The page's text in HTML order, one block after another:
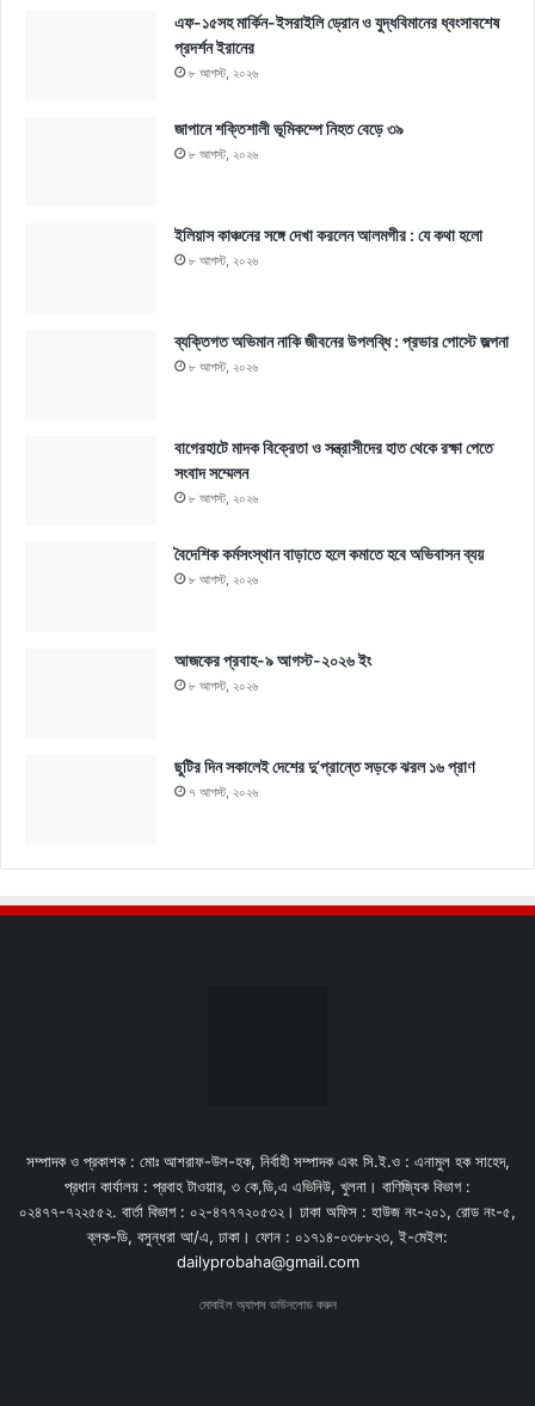
এফ-১৫সহ মার্কিন-ইসরাইলি ড্রোন ও যুদ্ধবিমানের ধ্বংসাবশেষ
প্রদর্শন ইরানের
৮ আগস্ট, ২০২৬
জাপানে শক্তিশালী ভূমিকম্পে নিহত বেড়ে ৩৯
৮ আগস্ট, ২০২৬
ইলিয়াস কাঞ্চনের সঙ্গে দেখা করলেন আলমগীর : যে কথা হলো
৮ আগস্ট, ২০২৬
ব্যক্তিগত অভিমান নাকি জীবনের উপলব্ধি : প্রভার পোস্টে জল্পনা
৮ আগস্ট, ২০২৬
বাগেরহাটে মাদক বিক্রেতা ও সন্ত্রাসীদের হাত থেকে রক্ষা পেতে
সংবাদ সম্মেলন
৮ আগস্ট, ২০২৬
বৈদেশিক কর্মসংস্থান বাড়াতে হলে কমাতে হবে অভিবাসন ব্যয়
৮ আগস্ট, ২০২৬
আজকের প্রবাহ-৯ আগস্ট-২০২৬ ইং
৮ আগস্ট, ২০২৬
ছুটির দিন সকালেই দেশের দু’প্রান্তে সড়কে ঝরল ১৬ প্রাণ
৭ আগস্ট, ২০২৬
সম্পাদক ও প্রকাশক : মোঃ আশরাফ-উল-হক, নির্বাহী সম্পাদক এবং সি.ই.ও : এনামুল হক সাহেদ,
প্রধান কার্যালয় : প্রবাহ টাওয়ার, ৩ কে,ডি,এ এভিনিউ, খুলনা। বাণিজ্যিক বিভাগ :
০২৪৭৭-৭২২৫৫২. বার্তা বিভাগ : ০২-৪৭৭৭২০৫৩২। ঢাকা অফিস : হাউজ নং-২০১, রোড নং-৫,
ব্লক-ডি, বসুন্ধরা আ/এ, ঢাকা। ফোন : ০১৭১৪-০৩৮৮২৩, ই-মেইল:
dailyprobaha@gmail.com
মোবাইল অ্যাপস ডাউনলোড করুন